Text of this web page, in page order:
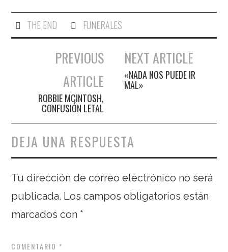
THE END FUNERALES
Navegación de entradas
PREVIOUS
ARTICLE
ROBBIE MCINTOSH,
CONFUSIÓN LETAL
NEXT ARTICLE
«NADA NOS PUEDE IR
MAL»
DEJA UNA RESPUESTA
Tu dirección de correo electrónico no será
publicada. Los campos obligatorios están
marcados con *
COMENTARIO *